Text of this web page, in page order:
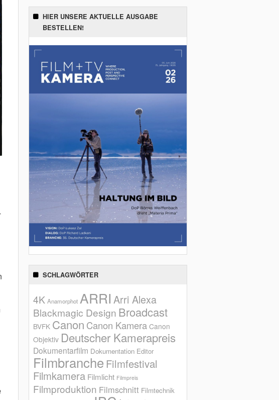
HIER UNSERE AKTUELLE AUSGABE
BESTELLEN!
SCHLAGWÖRTER
4K Anamorphot ARRI Arri Alexa
Blackmagic Design Broadcast
BVFK Canon Canon Kamera Canon
Objektiv Deutscher Kamerapreis
Dokumentarfilm Dokumentation Editor
Filmbranche Filmfestival
Filmkamera Filmlicht Filmpreis
Filmproduktion Filmschnitt Filmtechnik